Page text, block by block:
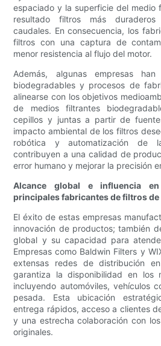
espaciado y la superficie del medio
resultado filtros más
caudales. En consecuencia, los
filtros con una captura de
menor resistencia al flujo del motor.
Además, algunas empresas han
biodegradables y procesos de
alinearse con los objetivos
de medios filtrantes
cepillos y juntas a partir de
impacto ambiental de los filtros
robótica y automatización de
contribuyen a una calidad de
error humano y mejorar la precisión
Alcance global e influencia
principales fabricantes de filtros de
El éxito de estas empresas
innovación de productos; también
global y su capacidad para
Empresas como Baldwin Filters y
extensas redes de distribución
garantiza la disponibilidad en los
incluyendo automóviles, vehículos
pesada. Esta ubicación
entrega rápidos, acceso a clientes
y una estrecha colaboración con
originales.